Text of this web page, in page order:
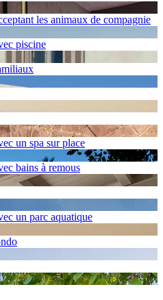
les animaux de compagnie
piscine
un spa sur place
bains à remous
un parc aquatique